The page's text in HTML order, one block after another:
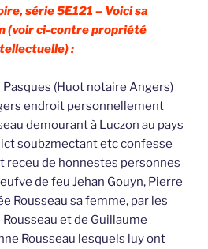
série 5E121 – Voici sa
(voir ci-contre propriété
:
(Huot notaire Angers)
endroit personnellement
demourant à Luczon au pays
soubzmectant etc confesse
receu de honnestes personnes
de feu Jehan Gouyn, Pierre
Rousseau sa femme, par les
et de Guillaume
Rousseau lesquels luy ont